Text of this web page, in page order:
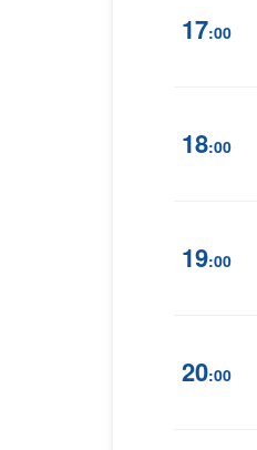
17:00
18:00
19:00
20:00